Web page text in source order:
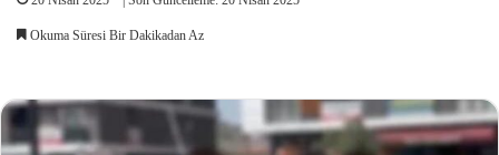
Okuma Süresi Bir Dakikadan Az